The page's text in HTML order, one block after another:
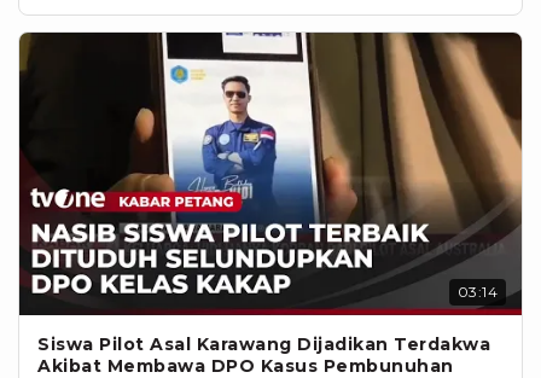
03:14
Siswa Pilot Asal Karawang Dijadikan Terdakwa
Akibat Membawa DPO Kasus Pembunuhan